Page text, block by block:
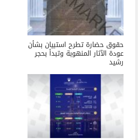
حقوق حضارة تطرح استبيان بشأن
عودة الآثار المنهوبة وتبدأ بحجر
رشيد